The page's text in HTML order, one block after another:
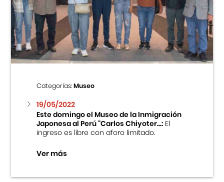
Categorías:Museo
19/05/2022
Este domingo el Museo de la Inmigración
Japonesa al Perú “Carlos Chiyoter...:El
ingreso es libre con aforo limitado.
Ver más